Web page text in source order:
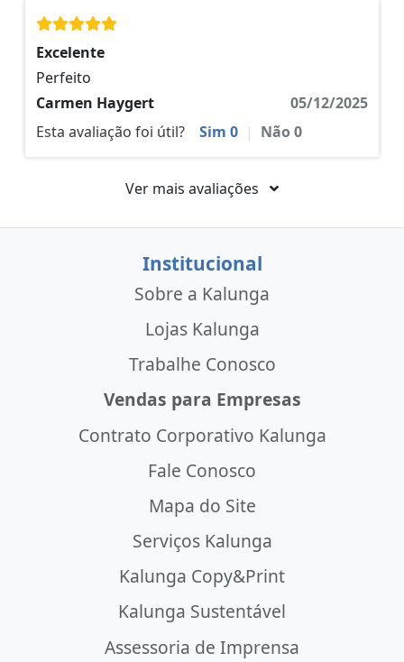
Excelente
Perfeito
Carmen Haygert
05/12/2025
Esta avaliação foi útil?
Sim 0 | Não0
Ver mais avaliações
Institucional
Sobre a Kalunga
Lojas Kalunga
Trabalhe Conosco
Vendas para Empresas
Contrato Corporativo Kalunga
Fale Conosco
Mapa do Site
Serviços Kalunga
Kalunga Copy&Print
Kalunga Sustentável
Assessoria de Imprensa